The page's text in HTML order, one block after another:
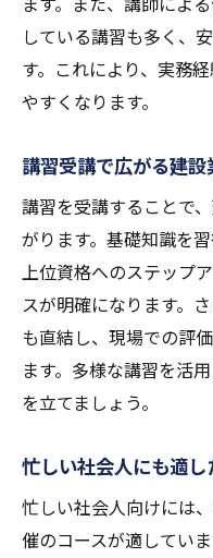
している講習も多く、
す。これにより、実務
やすくなります。
講習受講で広がる建
講習を受講することで
がります。基礎知識を
上位資格へのステップ
スが明確になります。
も直結し、現場での評
ます。多様な講習を活
を立てましょう。
忙しい社会人にも適
忙しい社会人向けには
催のコースが適してい